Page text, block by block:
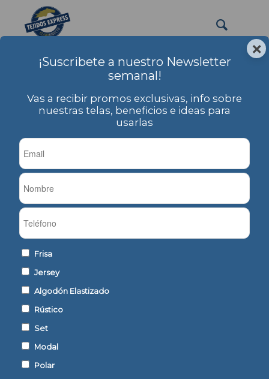
×
¡Suscribete a nuestro Newsletter
semanal!
Vas a recibir promos exclusivas, info sobre
nuestras telas, beneficios e ideas para
usarlas
Frisa
Jersey
Algodón Elastizado
Rústico
Set
Modal
Polar
PRODUCTOS
PRODUCTOS / Artículos Sublimables
Deportivo Frisado Liso